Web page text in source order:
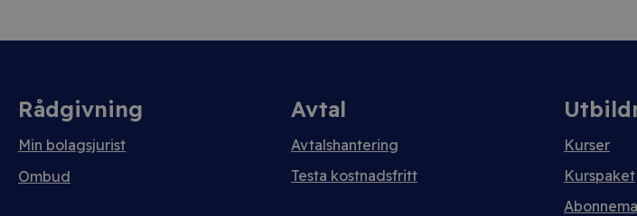
Rådgivning
Min bolagsjurist
Ombud
Avtal
Avtalshantering
Testa kostnadsfritt
Kurser
Kurspaket